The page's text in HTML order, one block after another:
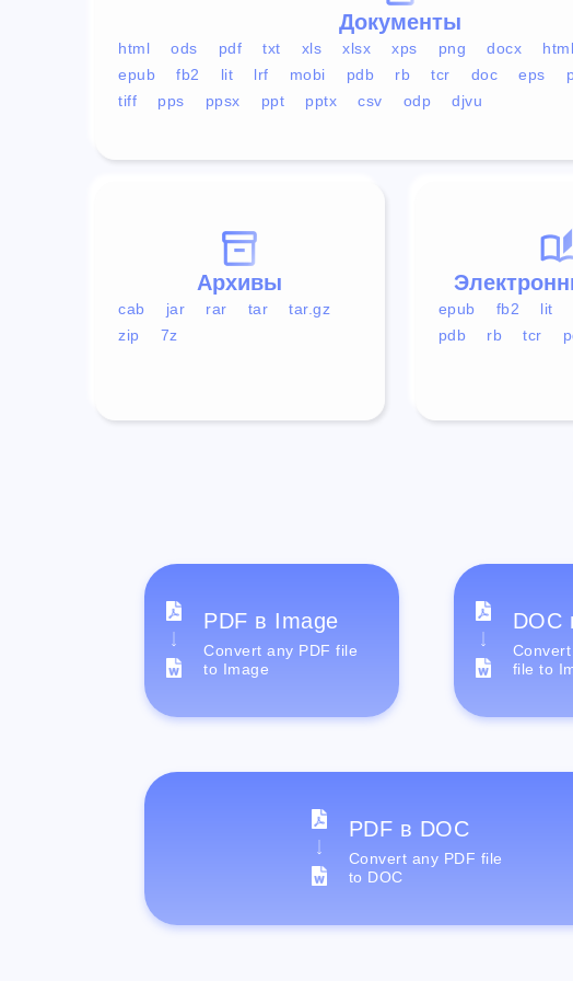
Документы
html ods pdf txt xls xlsx xps png docx html
epub
fb2 lit lrf mobi pdb rb tcr doc eps
tiff
pps ppsx ppt pptx csv odp djvu
epub fb2 lit
pdb
rb tcr
Архивы
cab jar rar tar
tar.gz
zip
7z
PDF в Image
Convert any PDF file
to Image
DOC
file to
PDF в DOC
Convert any PDF file
to DOC